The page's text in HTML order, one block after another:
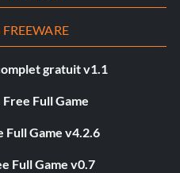
gratuit v1.1
Full Game
Full Game v4.2.6
Full Game v0.7